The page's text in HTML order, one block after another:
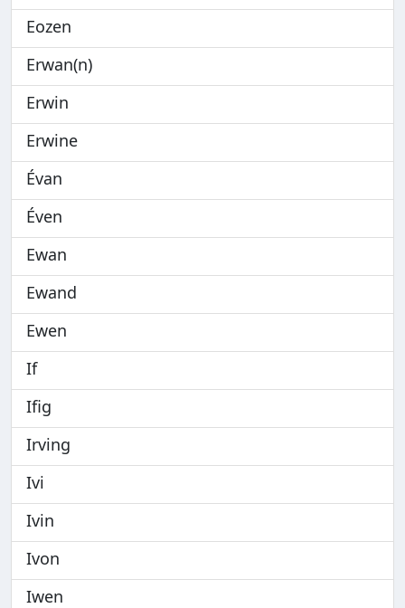
Eozen
Erwan(n)
Erwin
Erwine
Évan
Éven
Ewan
Ewand
Ewen
If
Ifig
Irving
Ivi
Ivin
Ivon
Iwen